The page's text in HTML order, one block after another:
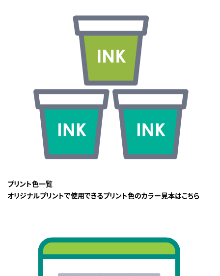
プリント色一覧
オリジナルプリントで使用できるプリント色のカラー見本はこちら